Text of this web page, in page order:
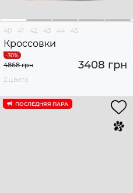
40 41 42 43 44 45
Кроссовки
3408 грн
4868 грн
2 цвета
ПОСЛЕДНЯЯ ПАРА